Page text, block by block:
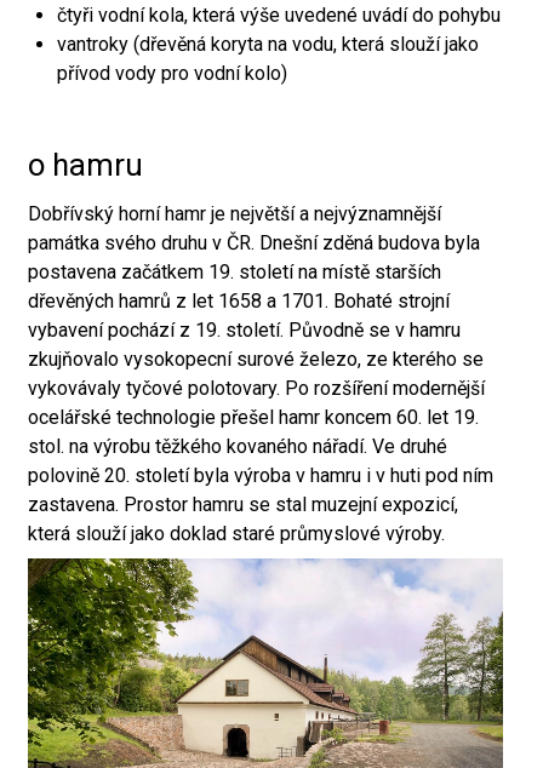
čtyři vodní kola, která výše uvedené uvádí do pohybu
vantroky (dřevěná koryta na vodu, která slouží jako
přívod vody pro vodní kolo)
o hamru
Dobřívský horní hamr je největší a nejvýznamnější
památka svého druhu v ČR. Dnešní zděná budova byla
postavena začátkem 19. století na místě starších
dřevěných hamrů z let 1658 a 1701. Bohaté strojní
vybavení pochází z 19. století. Původně se v hamru
zkujňovalo vysokopecní surové železo, ze kterého se
vykovávaly tyčové polotovary. Po rozšíření modernější
ocelářské technologie přešel hamr koncem 60. let 19.
stol. na výrobu těžkého kovaného nářadí. Ve druhé
polovině 20. století byla výroba v hamru i v huti pod ním
zastavena. Prostor hamru se stal muzejní expozicí,
která slouží jako doklad staré průmyslové výroby.